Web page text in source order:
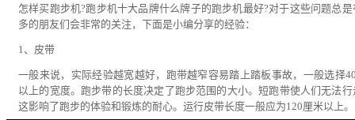
怎样买跑步机?跑步机十大品牌什么牌子的跑步机最好?对于这些问题总是
多的朋友们会非常的关注，下面是小编分享的经验：
1、皮带
一般来说，实际经验越宽越好，跑带越窄容易踏上踏板事故，一般选择
以上的宽度。跑步带的长度决定了跑步范围的大小。短跑带使人们无法行
这影响了跑步的体验和锻炼的耐心。运行皮带长度一般应为120厘米以上。